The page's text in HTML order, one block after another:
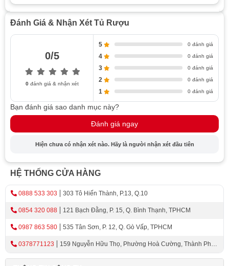
Vai trò của tủ trữ rượu vang
Tại sao nên sử dụng?
Các loại tủ rượu bảo quản phổ biến
Theo kiểu dáng của tủ trữ rượu vang
Theo kích thước của tủ rượu vang cao cấp
Theo mức độ điều chỉnh
Hệ thống làm lạnh
Các phụ kiện bổ sung - Nâng cao trải nghiệm sử
Kích thước và diện tích
Vật liệu và chất lượng
Thiết kế và phong cách của tủ rượu nhập khẩu
Điều kiện bảo quản rượu vang
Cách vệ sinh và bảo dưỡng định kỳ
Bảo quản tốt để tăng tuổi thọ của tủ rượu vang
cao cấp
Đánh Giá & Nhận Xét Tủ Rượu
0/5
0đánh giá & nhận xét
5 0 đánh giá
4 0 đánh giá
3 0 đánh giá
2 0 đánh giá
1 0 đánh giá
Bạn đánh giá sao danh mục này?
Đánh giá ngay
Hiện chưa có nhận xét nào. Hãy là người nhận xét đầu tiên
HỆ THỐNG CỬA HÀNG
0888 533 303 303 Tô Hiến Thành, P.13, Q.10
0854 320 088 121 Bạch Đằng, P. 15, Q. Bình Thạnh, TPHCM
0987 863 580 535 Tân Sơn, P. 12, Q. Gò Vấp, TPHCM
0378771123
159 Nguyễn Hữu Thọ, Phường Hoà Cường, Thành Phố
Đà Nẵng